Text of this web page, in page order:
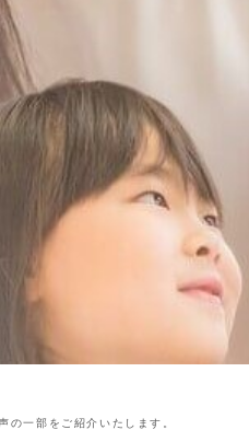
の一部をご紹介いたします。